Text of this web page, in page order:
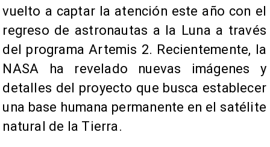
vuelto a captar la atención este año con el
regreso de astronautas a la Luna a través
del programa Artemis 2. Recientemente, la
NASA ha revelado nuevas imágenes y
detalles del proyecto que busca establecer
una base humana permanente en el satélite
natural de la Tierra.